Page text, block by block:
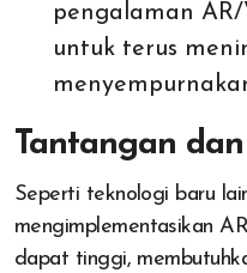
pengalaman
untuk terus
Tantangan
Seperti teknologi baru
mengimplementasikan
dapat tinggi,